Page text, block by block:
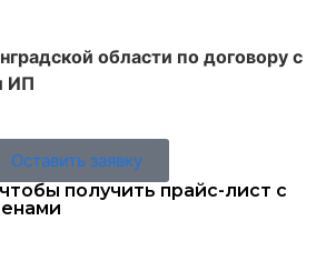
области по договору с
ИП
Оставить заявку
получить прайс-лист с